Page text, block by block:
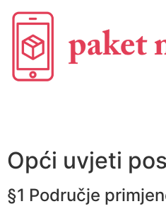
Opći uvjeti
§1 Područje